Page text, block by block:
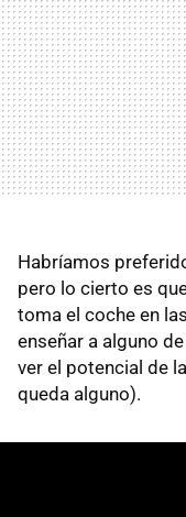
Habríamos
pero lo cierto es
toma el coche en
enseñar a alguno
ver el potencial de
queda alguno).